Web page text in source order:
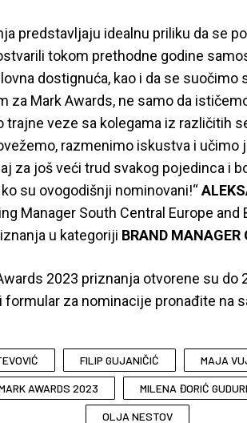
predstavljaju idealnu priliku da se
tokom prethodne godine
dostignuća, kao i da se suočimo
za Mark Awards, ne samo da
trajne veze sa kolegama iz različitih
razmenimo iskustva i učimo
za još veći trud svakog pojedinca i
su ovogodišnji nominovani!“
Manager South Central Europe
u kategoriji BRAND MANAGER
2023 priznanja otvorene su do
formular za nominacije pronađite na
FILIP GUJANIČIĆ MAJA
AWARDS 2023 MILENA ĐORIĆ
OLJA NESTOV